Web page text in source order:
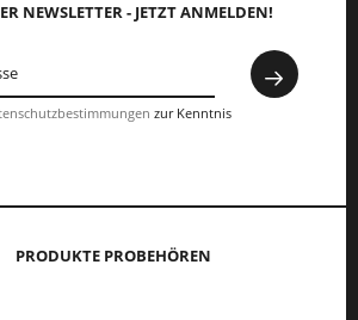
NEWSLETTER - JETZT ANMELDEN!
zur Kenntnis
PRODUKTE PROBEHÖREN